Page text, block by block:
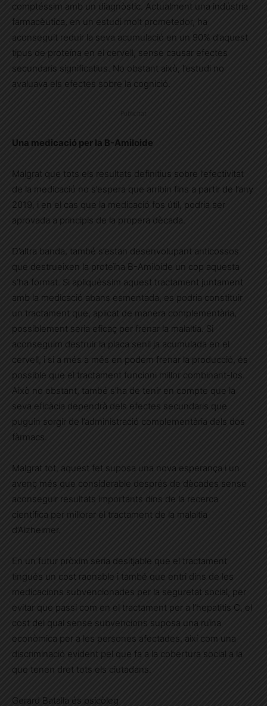
comptéssim amb un diagnòstic. Actualment una indústria
farmacèutica, en un estudi molt prometedor, ha
aconseguit reduir la seva acumulació en un 90% d’aquest
tipus de proteïna en el cervell, sense causar efectes
secundaris significatius. No obstant això, l’estudi no
avaluava els efectes sobre la cognició.
Una medicació per la B-Amiloide
Malgrat que tots els resultats definitius sobre l’efectivitat
de la medicació no s’espera que arribin fins a partir de l’any
2019, i en el cas que la medicació fos útil, podria ser
aprovada a principis de la propera dècada.
D’altra banda, també s’estan desenvolupant anticossos
que destrueixen la proteïna B-Amiloide un cop aquesta
s’ha format. Si apliquéssim aquest tractament juntament
amb la medicació abans esmentada, es podria constituir
un tractament que, aplicat de manera complementària,
possiblement seria eficaç per frenar la malaltia. Si
aconseguim destruir la placa senil ja acumulada en el
cervell, i si a més a més en podem frenar la producció, és
possible que el tractament funcioni millor combinant-los.
Això no obstant, també s’ha de tenir en compte que la
seva eficàcia dependrà dels efectes secundaris que
puguin sorgir de l’administració complementària dels dos
fàrmacs.
Malgrat tot, aquest fet suposa una nova esperança i un
avenç més que considerable després de dècades sense
aconseguir resultats importants dins de la recerca
científica per millorar el tractament de la malaltia
d’Alzheimer.
En un futur pròxim seria desitjable que el tractament
tingués un cost raonable i també que entri dins de les
medicacions subvencionades per la seguretat social, per
evitar que passi com en el tractament per a l’hepatitis C, el
cost del qual sense subvencions suposa una ruïna
econòmica per a les persones afectades, així com una
discriminació evident pel que fa a la cobertura social a la
que tenen dret tots els ciutadans.
Gerard Batalla és psicòleg